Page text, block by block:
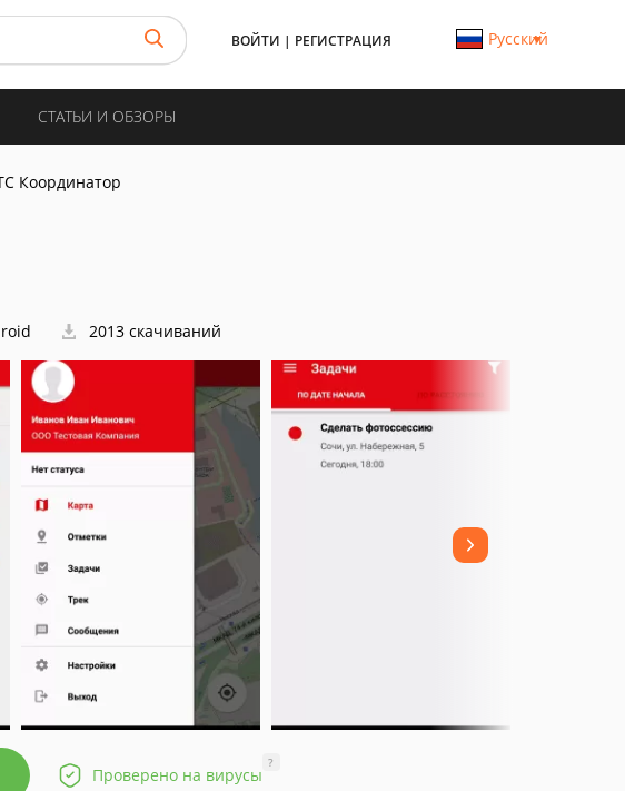
ВОЙТИ | РЕГИСТРАЦИЯ Русский
СТАТЬИ И ОБЗОРЫ
Координатор
2013 скачиваний
Проверено на вирусы
?